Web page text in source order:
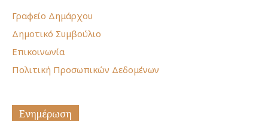
Γραφείο Δημάρχου
Δημοτικό Συμβούλιο
Επικοινωνία
Πολιτική Προσωπικών Δεδομένων
Ενημέρωση